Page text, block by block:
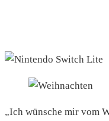
„Ich wünsche mir vom